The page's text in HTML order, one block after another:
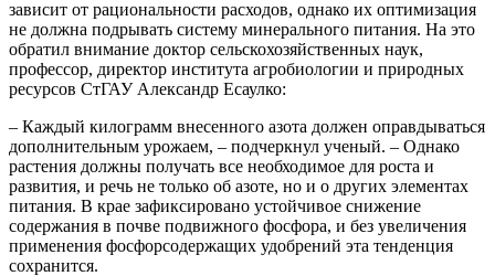
зависит от рациональности расходов, однако их оптимизация
не должна подрывать систему минерального питания. На это
обратил внимание доктор сельскохозяйственных наук,
профессор, директор института агробиологии и природных
ресурсов СтГАУ Александр Есаулко:
– Каждый килограмм внесенного азота должен оправдываться
дополнительным урожаем, – подчеркнул ученый. – Однако
растения должны получать все необходимое для роста и
развития, и речь не только об азоте, но и о других элементах
питания. В крае зафиксировано устойчивое снижение
содержания в почве подвижного фосфора, и без увеличения
применения фосфорсодержащих удобрений эта тенденция
сохранится.